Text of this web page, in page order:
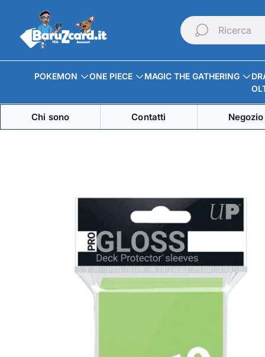
Logo
negozio"
Ricerca
POKEMON ONE PIECE MAGIC THE GATHERING
Chi sono Contatti